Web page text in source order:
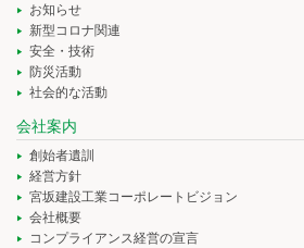
お知らせ
新型コロナ関連
安全・技術
防災活動
社会的な活動
会社案内
創始者遺訓
経営方針
宮坂建設工業コーポレートビジョン
会社概要
コンプライアンス経営の宣言